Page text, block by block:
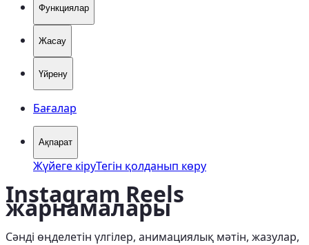
Функциялар
Жасау
Үйрену
Бағалар
Ақпарат
Жүйеге кіруТегін қолданып көру
Instagram Reels
жарнамалары
Сәнді өңделетін үлгілер, анимациялық мәтін, жазулар,